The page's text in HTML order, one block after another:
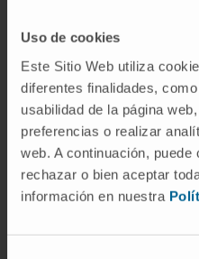
Uso de cookies
Este Sitio Web utiliza
diferentes finalidades,
usabilidad de la página
preferencias o realizar
web. A continuación,
rechazar o bien aceptar
información en nuestra
dependencia de la
es menos eficiente y
productos
láctico. Esta
acidosis láctica, una
potencialmente
adecuadamente.
Además, existen